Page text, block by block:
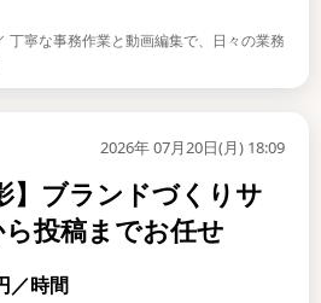
丁寧な事務作業と動画編集で、日々の業務
2026年 07月20日(月) 18:09
】ブランドづくりサ
投稿までお任せ
／時間